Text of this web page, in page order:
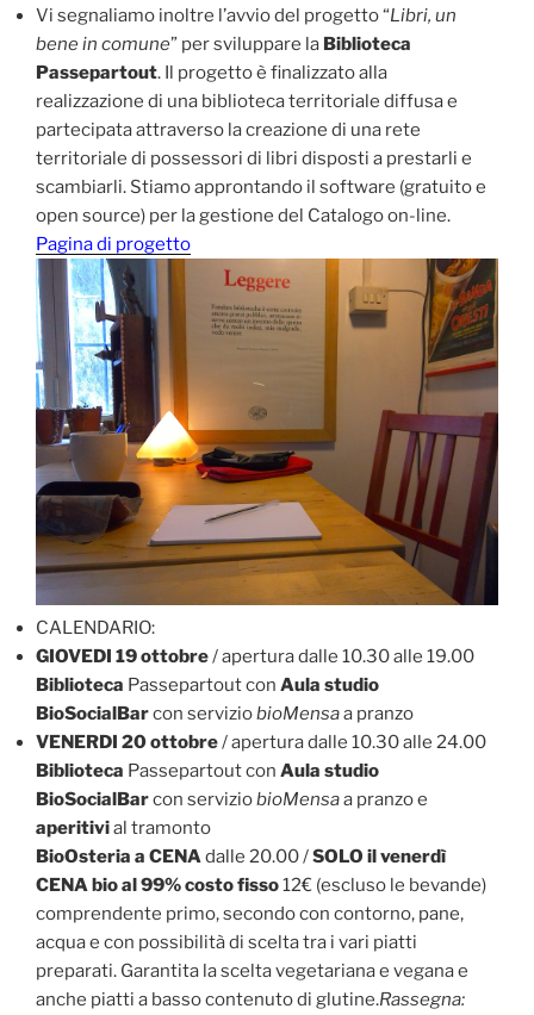
Vi segnaliamo inoltre l’avvio del progetto “Libri, un
bene in comune” per sviluppare la Biblioteca
Passepartout. Il progetto è finalizzato alla
realizzazione di una biblioteca territoriale diffusa e
partecipata attraverso la creazione di una rete
territoriale di possessori di libri disposti a prestarli e
scambiarli. Stiamo approntando il software (gratuito e
open source) per la gestione del Catalogo on-line.
Pagina di progetto
CALENDARIO:
GIOVEDI 19 ottobre/ apertura dalle 10.30 alle 19.00
Biblioteca Passepartout con Aula studio
BioSocialBarcon serviziobioMensaa pranzo
VENERDI 20 ottobre/ apertura dalle 10.30 alle 24.00
Biblioteca Passepartout con Aula studio
BioSocialBarcon serviziobioMensaa pranzo e
aperitivial tramonto
BioOsteria a CENA dalle 20.00 /SOLO il venerdì
CENA bio al 99% costo fisso12€ (escluso le bevande)
comprendente primo, secondo con contorno, pane,
acqua e con possibilità di scelta tra i vari piatti
preparati. Garantita la scelta vegetariana e vegana e
anche piatti a basso contenuto di glutine.Rassegna: